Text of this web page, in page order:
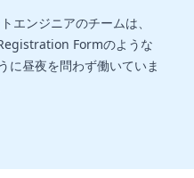
エンジニアのチームは、
Formのような
に昼夜を問わず働いていま